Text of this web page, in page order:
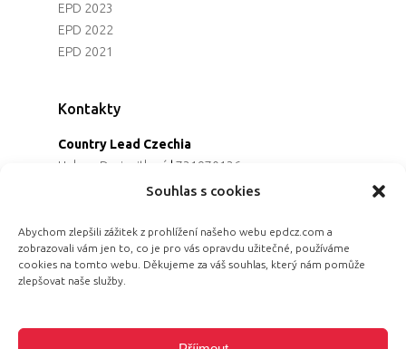
Souhlas s cookies
Abychom zlepšili zážitek z prohlížení našeho webu epdcz.com a
zobrazovali vám jen to, co je pro vás opravdu užitečné, používáme
cookies na tomto webu. Děkujeme za váš souhlas, který nám pomůže
zlepšovat naše služby.
EPD 2023
EPD 2022
EPD 2021
Kontakty
Country Lead Czechia
Helena Dreiseitlová | 731970136
Koordinátorka projektu
Programová ředitelka
Jana Černoušková |607782535
Partnerství & fundraising